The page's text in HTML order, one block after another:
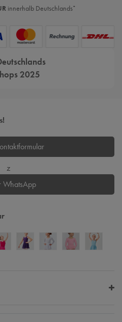
innerhalb Deutschlands*
2025
z
WhatsApp